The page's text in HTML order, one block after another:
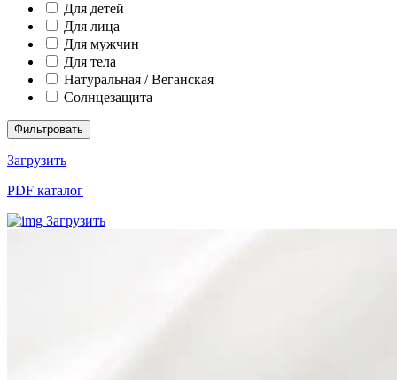
Для детей
Для лица
Для мужчин
Для тела
Натуральная / Веганская
Солнцезащита
Фильтровать
Загрузить
PDF каталог
Загрузить